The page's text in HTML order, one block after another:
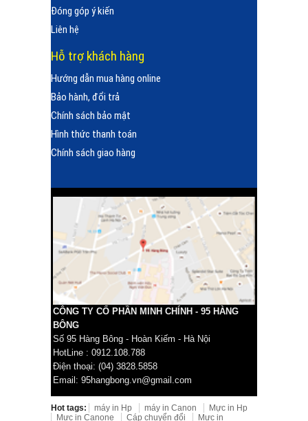
Đóng góp ý kiến
Liên hệ
Hỗ trợ khách hàng
Hướng dẫn mua hàng online
Bảo hành, đổi trả
Chính sách bảo mật
Hình thức thanh toán
Chính sách giao hàng
CÔNG TY CỔ PHẦN MINH CHÍNH - 95 HÀNG
BÔNG
Số 95 Hàng Bông - Hoàn Kiếm - Hà Nội
HotLine : 0912.108.788
Điện thoại: (04) 3828.5858
Email: 95hangbong.vn@gmail.com
Hot tags: máy in Hp máy in Canon
Mực in Hp
Mực in Canone
Cáp chuyển đổi Mực in